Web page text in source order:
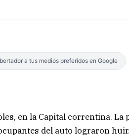
a tus medios preferidos en Google
en la Capital correntina.
del auto lograron